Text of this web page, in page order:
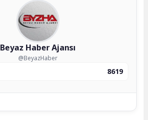
Beyaz Haber Ajansı
@BeyazHaber
8619